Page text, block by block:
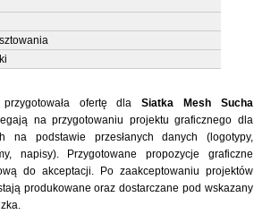
przygotowała ofertę dlaSiatka Mesh Sucha
na przygotowaniu projektu graficznego dla
na podstawie przesłanych danych (logotypy,
napisy). Przygotowane propozycje graficzne
do akceptacji. Po zaakceptowaniu projektów
produkowane oraz dostarczane pod wskazany